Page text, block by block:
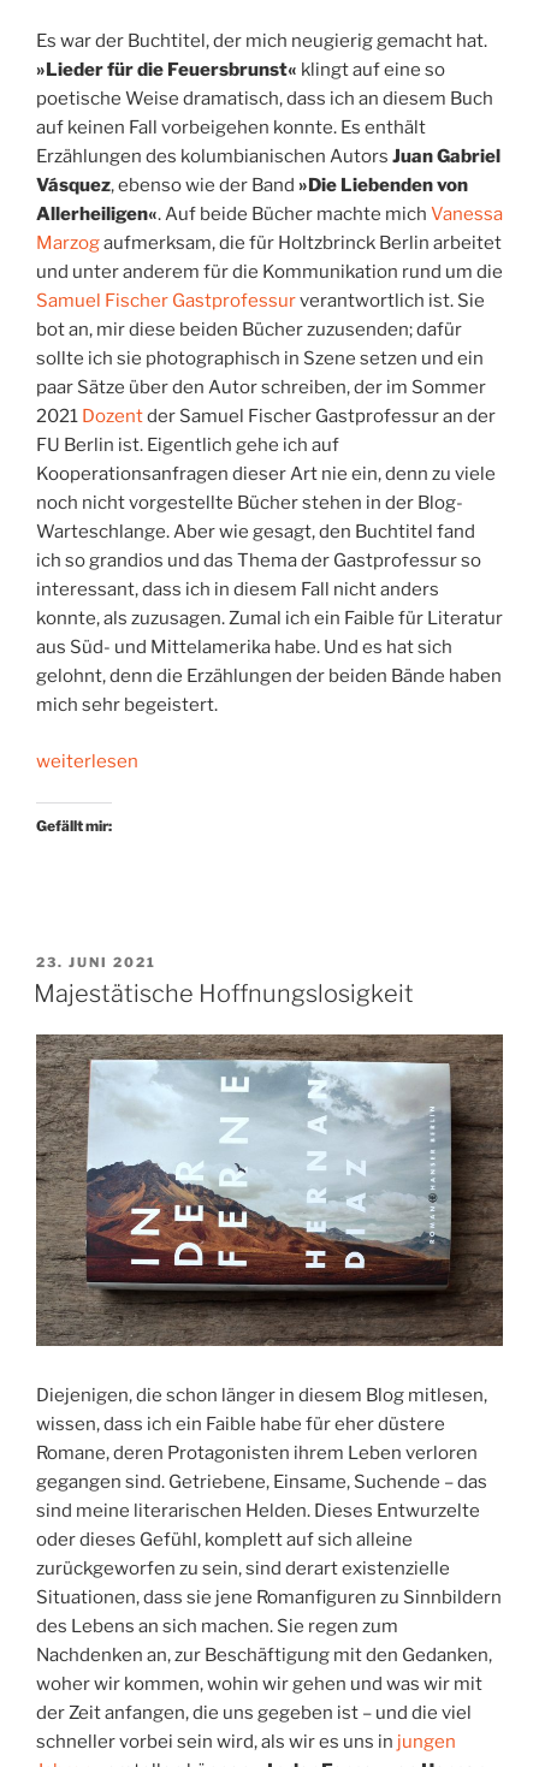
Es war der Buchtitel, der mich neugierig gemacht hat.
»Lieder für die Feuersbrunst« klingt auf eine so
poetische Weise dramatisch, dass ich an diesem Buch
auf keinen Fall vorbeigehen konnte. Es enthält
Erzählungen des kolumbianischen Autors Juan Gabriel
Vásquez, ebenso wie der Band »Die Liebenden von
Allerheiligen«. Auf beide Bücher machte mich Vanessa
Marzogaufmerksam, die für Holtzbrinck Berlin arbeitet
und unter anderem für die Kommunikation rund um die
Samuel Fischer Gastprofessurverantwortlich ist. Sie
bot an, mir diese beiden Bücher zuzusenden; dafür
sollte ich sie photographisch in Szene setzen und ein
paar Sätze über den Autor schreiben, der im Sommer
2021 Dozentder Samuel Fischer Gastprofessur an der
FU Berlin ist. Eigentlich gehe ich auf
Kooperationsanfragen dieser Art nie ein, denn zu viele
noch nicht vorgestellte Bücher stehen in der Blog-
Warteschlange. Aber wie gesagt, den Buchtitel fand
ich so grandios und das Thema der Gastprofessur so
interessant, dass ich in diesem Fall nicht anders
konnte, als zuzusagen. Zumal ich ein Faible für Literatur
aus Süd- und Mittelamerika habe. Und es hat sich
gelohnt, denn die Erzählungen der beiden Bände haben
mich sehr begeistert.
„Mit
Leichtigkeit“
weiterlesen
Gefällt mir:
VERÖFFENTLICHT
AM
23. JUNI 2021
Majestätische Hoffnungslosigkeit
Diejenigen, die schon länger in diesem Blog mitlesen,
wissen, dass ich ein Faible habe für eher düstere
Romane, deren Protagonisten ihrem Leben verloren
gegangen sind. Getriebene, Einsame, Suchende – das
sind meine literarischen Helden. Dieses Entwurzelte
oder dieses Gefühl, komplett auf sich alleine
zurückgeworfen zu sein, sind derart existenzielle
Situationen, dass sie jene Romanfiguren zu Sinnbildern
des Lebens an sich machen. Sie regen zum
Nachdenken an, zur Beschäftigung mit den Gedanken,
woher wir kommen, wohin wir gehen und was wir mit
der Zeit anfangen, die uns gegeben ist – und die viel
schneller vorbei sein wird, als wir es uns in jungen